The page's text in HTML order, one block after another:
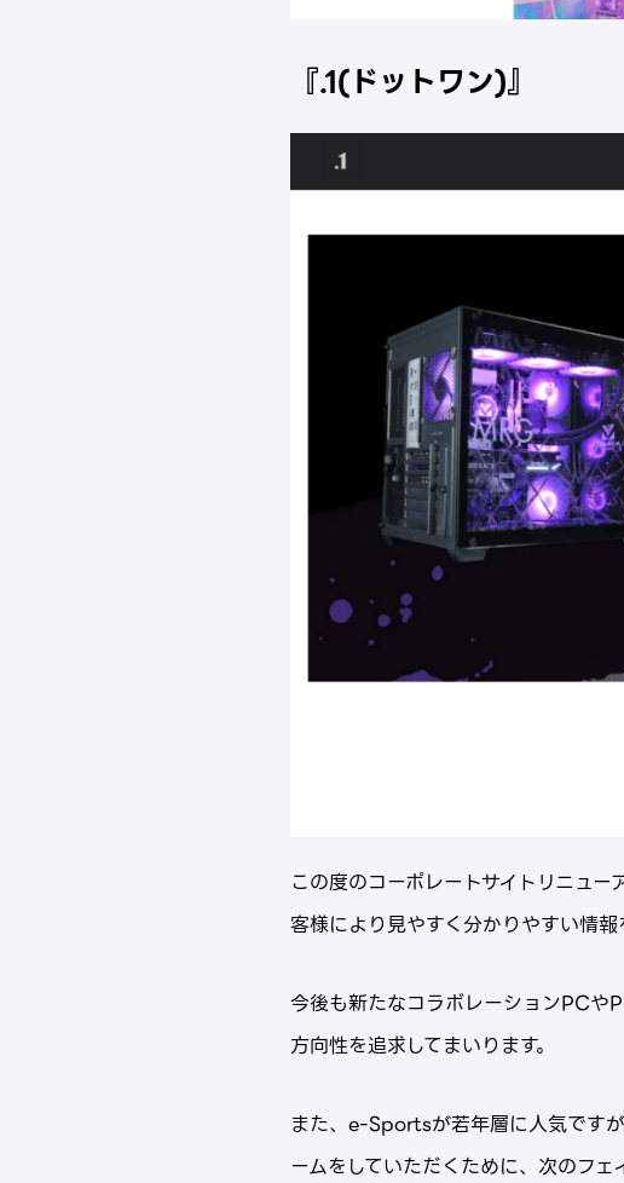
『.1(ドットワン)』
この度のコーポレートサイトリニュ
客様により見やすく分かりやすい情報
今後も新たなコラボレーションPCや
方向性を追求してまいります。
また、e-Sportsが若年層に人気です
ームをしていただくために、次のフ